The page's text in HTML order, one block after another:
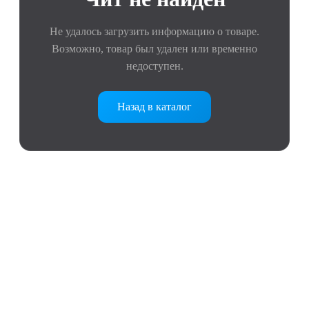
Не удалось загрузить информацию о товаре.
Возможно, товар был удален или временно
недоступен.
Назад в каталог